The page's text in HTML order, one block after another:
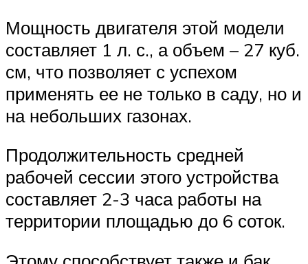
Мощность двигателя этой модели
составляет 1 л. с., а объем – 27 куб.
см, что позволяет с успехом
применять ее не только в саду, но и
на небольших газонах.
Продолжительность средней
рабочей сессии этого устройства
составляет 2-3 часа работы на
территории площадью до 6 соток.